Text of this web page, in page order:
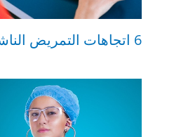
6 اتجاهات التمريض الناشئة في 2022